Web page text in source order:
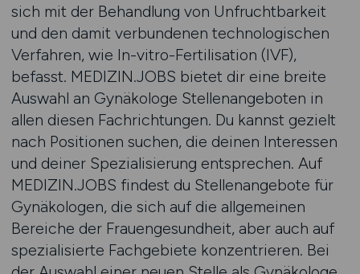
sich mit der Behandlung von Unfruchtbarkeit
und den damit verbundenen technologischen
Verfahren, wie In-vitro-Fertilisation (IVF),
befasst. MEDIZIN.JOBS bietet dir eine breite
Auswahl an Gynäkologe Stellenangeboten in
allen diesen Fachrichtungen. Du kannst gezielt
nach Positionen suchen, die deinen Interessen
und deiner Spezialisierung entsprechen. Auf
MEDIZIN.JOBS findest du Stellenangebote für
Gynäkologen, die sich auf die allgemeinen
Bereiche der Frauengesundheit, aber auch auf
spezialisierte Fachgebiete konzentrieren. Bei